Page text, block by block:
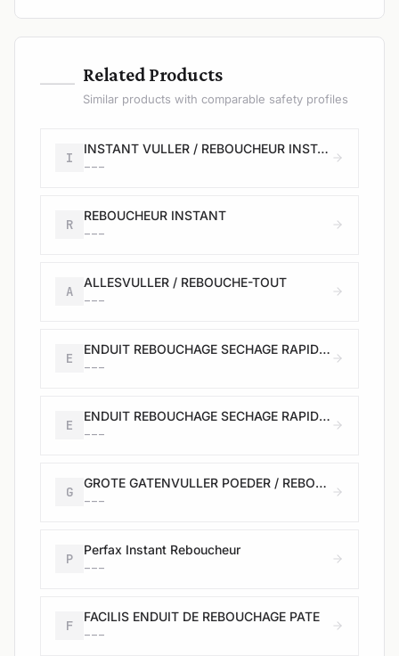
— Related Products
Similar products with comparable safety profiles
I
INSTANT VULLER / REBOUCHEUR INSTANT
---
R
REBOUCHEUR INSTANT
---
A
ALLESVULLER / REBOUCHE-TOUT
---
E
ENDUIT REBOUCHAGE SECHAGE RAPIDE POUDRE
---
E
ENDUIT REBOUCHAGE SECHAGE RAPIDE POUDRE
---
G
GROTE GATENVULLER POEDER / REBOUCHEUR GRAND TROUS POUDRE
---
P
Perfax Instant Reboucheur
---
F
FACILIS ENDUIT DE REBOUCHAGE PATE
---